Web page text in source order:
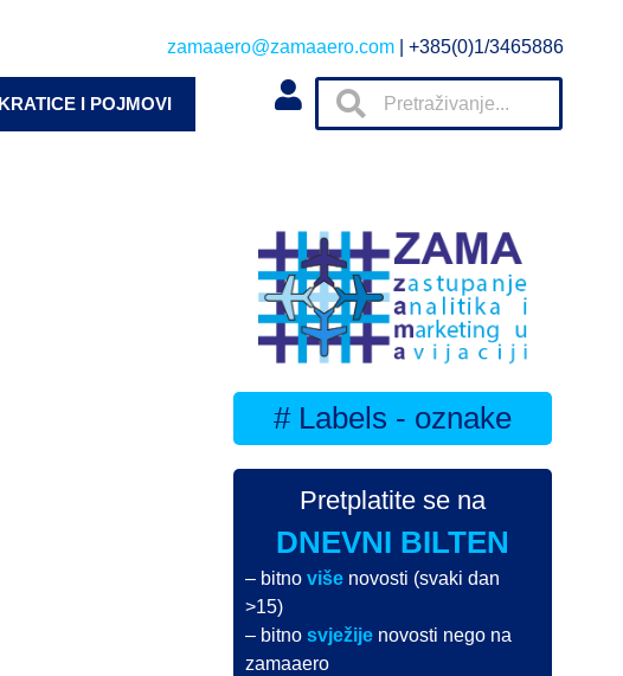
zamaaero@zamaaero.com | +385(0)1/3465886
KRATICE I POJMOVI
# Labels - oznake
Pretplatite se na
DNEVNI BILTEN
– bitnoviše novosti (svaki dan
>15)
– bitnosvježije novosti nego na
zamaaero